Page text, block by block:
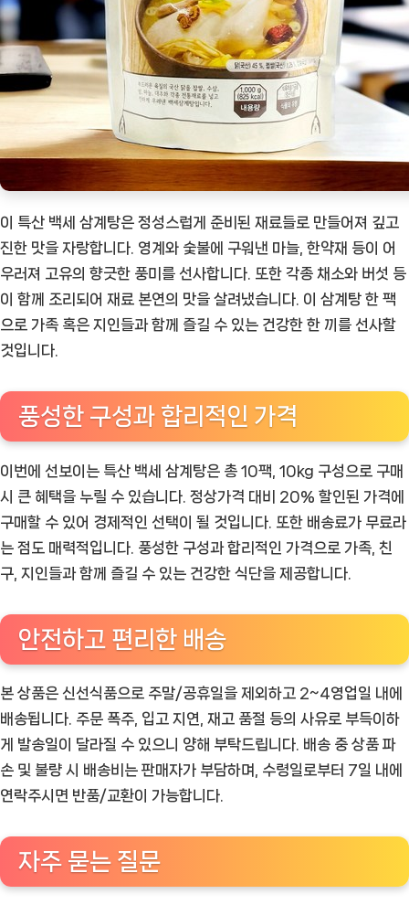
이 특산 백세 삼계탕은 정성스럽게 준비된 재료들로 만들어져 깊고
진한 맛을 자랑합니다. 영계와 숯불에 구워낸 마늘, 한약재 등이 어
우러져 고유의 향긋한 풍미를 선사합니다. 또한 각종 채소와 버섯 등
이 함께 조리되어 재료 본연의 맛을 살려냈습니다. 이 삼계탕 한 팩
으로 가족 혹은 지인들과 함께 즐길 수 있는 건강한 한 끼를 선사할
것입니다.
풍성한 구성과 합리적인 가격
이번에 선보이는 특산 백세 삼계탕은 총 10팩, 10kg 구성으로 구매
시 큰 혜택을 누릴 수 있습니다. 정상가격 대비 20% 할인된 가격에
구매할 수 있어 경제적인 선택이 될 것입니다. 또한 배송료가 무료라
는 점도 매력적입니다. 풍성한 구성과 합리적인 가격으로 가족, 친
구, 지인들과 함께 즐길 수 있는 건강한 식단을 제공합니다.
안전하고 편리한 배송
본 상품은 신선식품으로 주말/공휴일을 제외하고 2~4영업일 내에
배송됩니다. 주문 폭주, 입고 지연, 재고 품절 등의 사유로 부득이하
게 발송일이 달라질 수 있으니 양해 부탁드립니다. 배송 중 상품 파
손 및 불량 시 배송비는 판매자가 부담하며, 수령일로부터 7일 내에
연락주시면 반품/교환이 가능합니다.
자주 묻는 질문